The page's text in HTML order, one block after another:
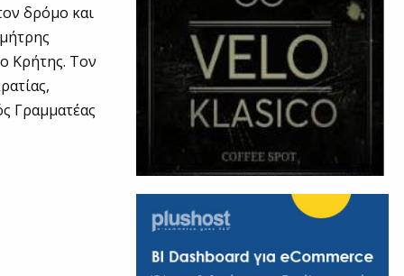
δρόμο και
Κρήτης. Τον
Γραμματέας